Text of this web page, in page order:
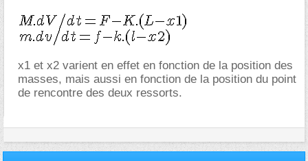
x1 et x2 varient en effet en fonction de la position des
masses, mais aussi en fonction de la position du point
de rencontre des deux ressorts.